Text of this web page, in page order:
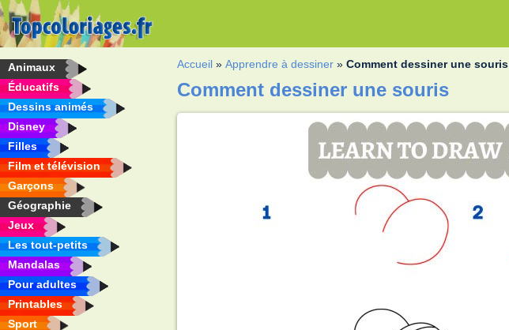
Animaux
Éducatifs
Dessins animés
Disney
Filles
Film et télévision
Garçons
Géographie
Jeux
Les tout-petits
Mandalas
Pour adultes
Printables
Sport
Accueil »Apprendre à dessiner »Comment dessiner une souris
Comment dessiner une souris